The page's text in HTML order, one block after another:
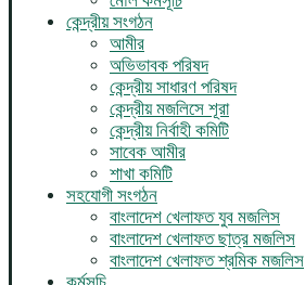
কেন্দ্রীয় সংগঠন
আমীর
অভিভাবক পরিষদ
কেন্দ্রীয় সাধারণ পরিষদ
কেন্দ্রীয় মজলিসে শূরা
কেন্দ্রীয় নির্বাহী কমিটি
সাবেক আমীর
শাখা কমিটি
সহযোগী সংগঠন
বাংলাদেশ খেলাফত যুব মজলিস
বাংলাদেশ খেলাফত ছাত্র মজলিস
বাংলাদেশ খেলাফত শ্রমিক মজলিস